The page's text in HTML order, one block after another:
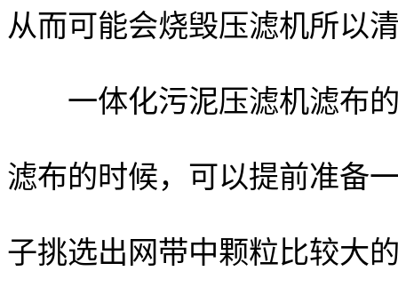
从而可能会烧毁压滤机所以
一体化污泥压滤机滤布的
滤布的时候，可以提前准备
子挑选出网带中颗粒比较大